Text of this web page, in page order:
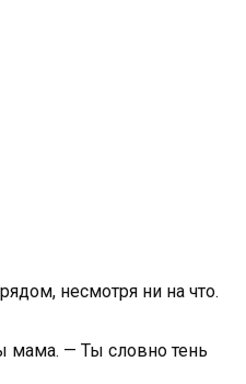
несмотря ни на что.
мама. — Ты словно тень